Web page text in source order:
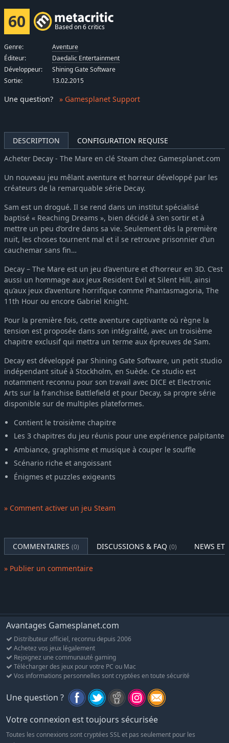
DESCRIPTION
CONFIGURATION REQUISE
Acheter Decay - The Mare en clé Steam chez Gamesplanet.com
Un nouveau jeu mêlant aventure et horreur développé par les
créateurs de la remarquable série Decay.
Sam est un drogué. Il se rend dans un institut spécialisé
baptisé « Reaching Dreams », bien décidé à s’en sortir et à
mettre un peu d’ordre dans sa vie. Seulement dès la première
nuit, les choses tournent mal et il se retrouve prisonnier d’un
cauchemar sans fin…
Decay – The Mare est un jeu d’aventure et d’horreur en 3D. C’est
aussi un hommage aux jeux Resident Evil et Silent Hill, ainsi
qu’aux jeux d’aventure horrifique comme Phantasmagoria, The
11th Hour ou encore Gabriel Knight.
Pour la première fois, cette aventure captivante où règne la
tension est proposée dans son intégralité, avec un troisième
chapitre exclusif qui mettra un terme aux épreuves de Sam.
Decay est développé par Shining Gate Software, un petit studio
indépendant situé à Stockholm, en Suède. Ce studio est
notamment reconnu pour son travail avec DICE et Electronic
Arts sur la franchise Battlefield et pour Decay, sa propre série
disponible sur de multiples plateformes.
Contient le troisième chapitre
Les 3 chapitres du jeu réunis pour une expérience palpitante
Ambiance, graphisme et musique à couper le souffle
Scénario riche et angoissant
Énigmes et puzzles exigeants
» Comment activer un jeu Steam
COMMENTAIRES (0) DISCUSSIONS & FAQ (0) NEWS ET
» Publier un commentaire
60 Based on 6 critics
Genre:
Aventure
Éditeur:
Daedalic Entertainment
Développeur:
Shining Gate Software
Sortie:
13.02.2015
Une question? » Gamesplanet Support
Avantages Gamesplanet.com
Distributeur officiel, reconnu depuis 2006
Achetez vos jeux légalement
Rejoignez une communauté gaming
Télécharger des jeux pour votre PC ou Mac
Vos informations personnelles sont cryptées en toute sécurité
Une question ?
Votre connexion est toujours sécurisée
Toutes les connexions sont cryptées SSL et pas seulement pour les